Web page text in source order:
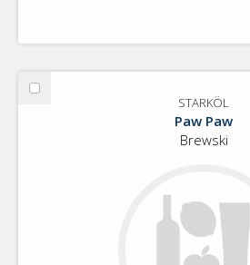
Välj
STARKÖL
Paw Paw
Brewski